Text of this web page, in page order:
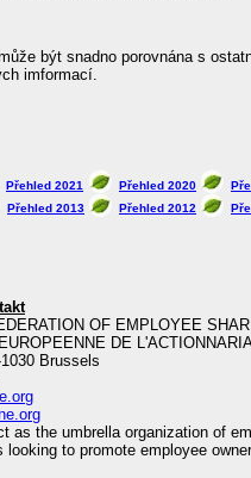
být snadno porovnána s
imformací.
Přehled 2021 Přehled 2020
Přehled 2013 Přehled 2012
OF EMPLOYEE
DE
Brussels
as the umbrella organization of
to promote employee